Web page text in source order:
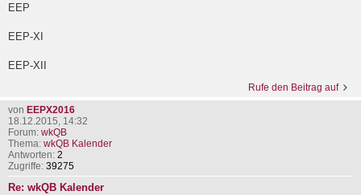
EEP
EEP-XI
EEP-XII
Rufe den Beitrag auf
von EEPX2016
18.12.2015, 14:32
Forum: wkQB
Thema: wkQB Kalender
Antworten: 2
Zugriffe: 39275
Re: wkQB Kalender